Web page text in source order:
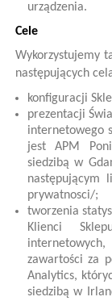
urządzenia.
Cele
Wykorzystujemy
następujących
konfiguracji
prezentacji
internetowego
jest APM
siedzibą w
następującym
prywatnosci/;
tworzenia
Klienci
zawartości za
Analytics,
siedzibą w